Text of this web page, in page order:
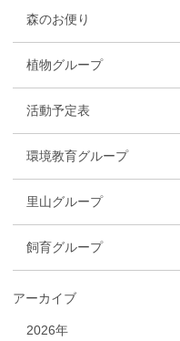
森のお便り
植物グループ
活動予定表
環境教育グループ
里山グループ
飼育グループ
アーカイブ
2026年